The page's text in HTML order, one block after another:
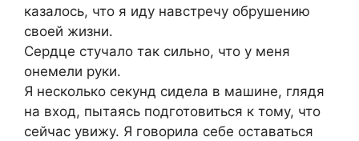
казалось, что я иду навстречу обрушению
своей жизни.
Сердце стучало так сильно, что у меня
онемели руки.
Я несколько секунд сидела в машине, глядя
на вход, пытаясь подготовиться к тому, что
сейчас увижу. Я говорила себе оставаться